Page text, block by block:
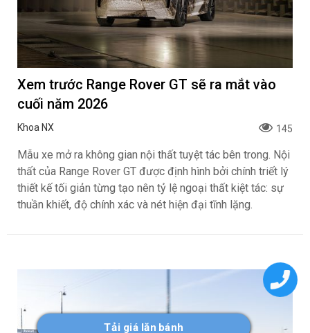
Xem trước Range Rover GT sẽ ra mắt vào
cuối năm 2026
Khoa NX 145
Mẫu xe mở ra không gian nội thất tuyệt tác bên trong. Nội
thất của Range Rover GT được định hình bởi chính triết lý
thiết kế tối giản từng tạo nên tỷ lệ ngoại thất kiệt tác: sự
thuần khiết, độ chính xác và nét hiện đại tĩnh lặng.
Tải giá lăn bánh